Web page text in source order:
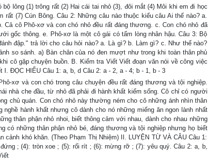
lông (1) trông rất (2) Hai cái tai nhỏ (3), đôi mắt (4) Môi khi em đi học
(7) Cún Bông. Câu 2: Những câu nào thuộc kiểu câu Ai thế nào? a.
cô Phô-xơ và con chó nhỏ đều rất đáng thương. c. Con chó nhỏ đã
gốc thông. e. Phô-xơ là một cô gái có tấm lòng nhân hậu. Câu 3: Bộ
đập." trả lời cho câu hỏi nào? a. Là gì? b. Làm gì? c. Như thế nào?
so sánh. a) Bàn chân của nó đen mượt như trong khi toàn thân phủ
cô gặp chuyện buồn. B. Kiểm tra Viết Viết đoạn văn nói về công việc
ĐỌC HIỂU Câu 1: a, b, d Câu 2: a - 2, a - 4; b - 1, b - 3
xơ và con chó trong câu chuyện đều rất đáng thương và tội nghiệp.
nhà che đầu, từ nhỏ đã phải đi hành khất kiếm sống. Cô chỉ có người
chủ quán. Con chó nhỏ này thường ném cho cô những ánh nhìn thân
hành khất nhưng cô dành cho nó những miếng ăn ngon lành nhất
thân phận nhỏ nhoi, biết thông cảm với nhau, dành cho nhau những
có những thân phận nhỏ bé, đáng thương và tội nghiệp nhưng họ biết
khó khăn. (Theo Phạm Thị Nhiệm) II. LUYỆN TỪ VÀ CÂU Câu 1:
; (4): tròn xoe ; (5): rối rít ; (6): mừng rỡ ; (7): yêu quý. Câu 2: a, b,